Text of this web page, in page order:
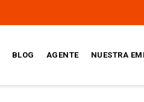
BLOG AGENTE NUESTRA